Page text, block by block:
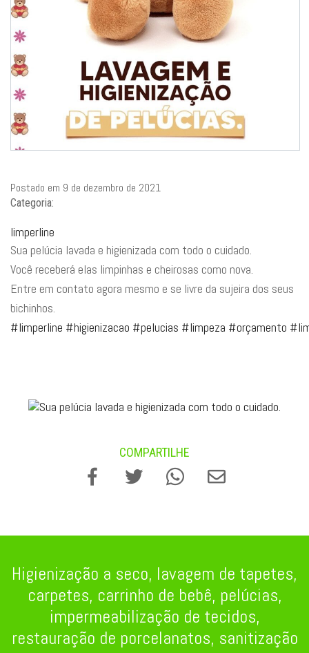
Postado em 9 de dezembro de 2021
Categoria:
limperline
Sua pelúcia lavada e higienizada com todo o cuidado.
Você receberá elas limpinhas e cheirosas como nova.
Entre em contato agora mesmo e se livre da sujeira dos seus
bichinhos.
#limperline #higienizacao #pelucias #limpeza #orçamento
COMPARTILHE
Higienização a seco, lavagem de tapetes,
carpetes, carrinho de bebê, pelúcias,
impermeabilização de tecidos,
restauração de porcelanatos, sanitização